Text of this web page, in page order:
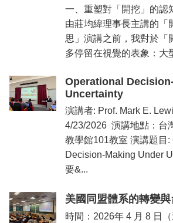
資
訊
學
與
活
動
⼀、重塑對「開挖」的認
由莊均緯理事長主講的「
思」演講之前，我對於「
多停留在視覺的表象：⼤
Operational
Uncertainty
演講者: Prof. Mark E.
4/23/2026 演講地點：台
教學館101教室 演講題目:
Decision-Making Under
要&...
美國同盟體系的轉變
時間：2026年 4 月 8 日